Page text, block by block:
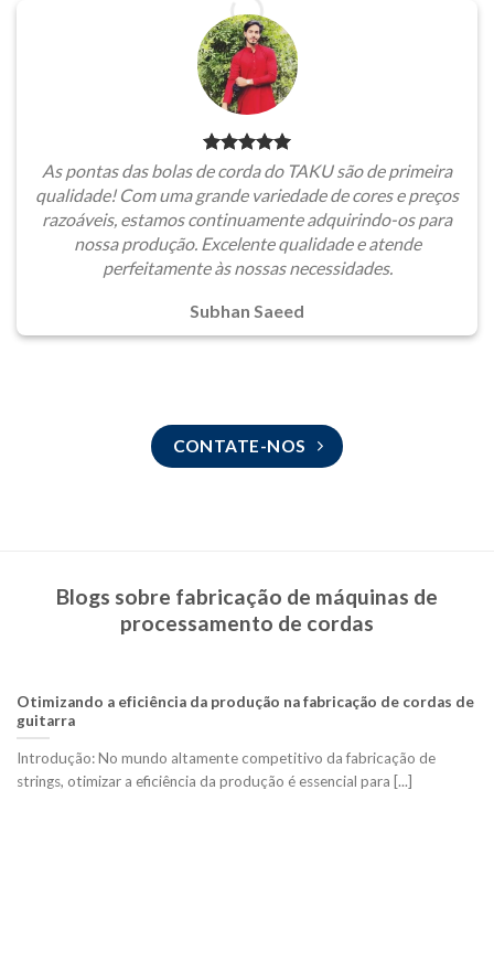
As pontas das bolas de corda do TAKU são de primeira
qualidade! Com uma grande variedade de cores e preços
razoáveis, estamos continuamente adquirindo-os para
nossa produção. Excelente qualidade e atende
perfeitamente às nossas necessidades.
Subhan Saeed
CONTATE-NOS
Blogs sobre fabricação de máquinas de
processamento de cordas
Otimizando a eficiência da produção na fabricação de cordas de
guitarra
Introdução: No mundo altamente competitivo da fabricação de
strings, otimizar a eficiência da produção é essencial para [...]